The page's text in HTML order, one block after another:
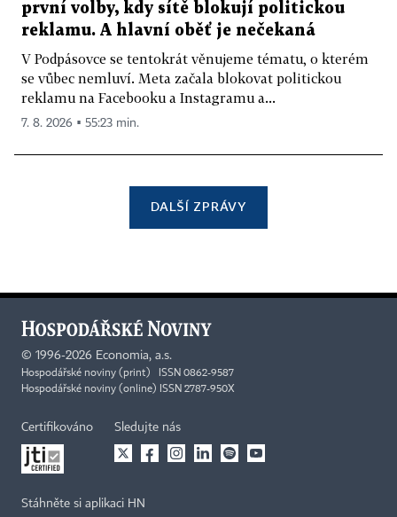
první volby, kdy sítě blokují politickou
reklamu. A hlavní oběť je nečekaná
V Podpásovce se tentokrát věnujeme tématu, o kterém
se vůbec nemluví. Meta začala blokovat politickou
reklamu na Facebooku a Instagramu a...
7. 8. 2026 ▪ 55:23 min.
DALŠÍ ZPRÁVY
© 1996-2026 Economia, a.s.
Hospodářské noviny (print) ISSN 0862-9587
Hospodářské noviny (online) ISSN 2787-950X
Certifikováno Sledujte nás
Stáhněte si aplikaci HN